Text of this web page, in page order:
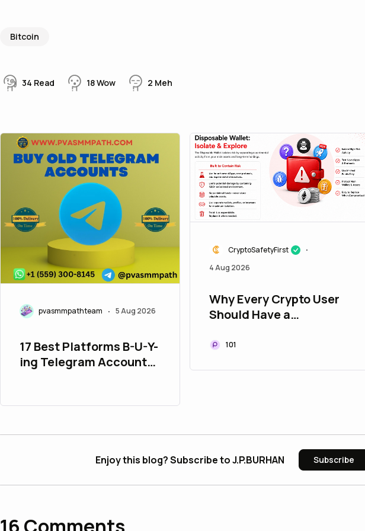
Bitcoin
34 Read 18Wow 2 Meh
pvasmmpathteam • 5 Aug 2026
17 Best Platforms B-U-Y-
ing Telegram Accounts
CryptoSafetyFirst •
4 Aug 2026
Why Every Crypto User
Should Have a
101
Enjoy this blog? Subscribe to J.P.BURHAN Subscribe